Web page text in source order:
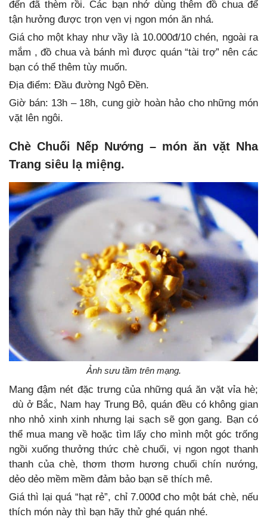
đến đã thèm rồi. Các bạn nhớ dùng thêm đồ chua để
tận hưởng được trọn vẹn vị ngon món ăn nhá.
Giá cho một khay như vầy là 10.000đ/10 chén, ngoài ra
mắm , đồ chua và bánh mì được quán “tài trợ” nên các
bạn có thể thêm tùy muốn.
Địa điểm: Đầu đường Ngô Đền.
Giờ bán: 13h – 18h, cung giờ hoàn hảo cho những món
vặt lên ngôi.
Chè Chuối Nếp Nướng – món ăn vặt Nha
Trang siêu lạ miệng.
Ảnh sưu tầm trên mạng.
Mang đậm nét đặc trưng của những quá ăn vặt vỉa hè;
dù ở Bắc, Nam hay Trung Bộ, quán đều có không gian
nho nhỏ xinh xinh nhưng lại sạch sẽ gọn gang. Bạn có
thể mua mang về hoặc tìm lấy cho mình một góc trống
ngồi xuống thưởng thức chè chuối, vị ngon ngọt thanh
thanh của chè, thơm thơm hương chuối chín nướng,
dẻo dẻo mềm mềm đảm bảo bạn sẽ thích mê.
Giá thì lại quá “hạt rẻ”, chỉ 7.000đ cho một bát chè, nếu
thích món này thì bạn hãy thử ghé quán nhé.